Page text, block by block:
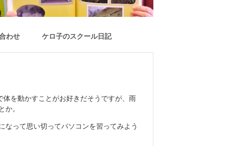
わせ ケロ子のスクール日記
を動かすことがお好きだそうですが、雨
か。
なって思い切ってパソコンを習ってみよう